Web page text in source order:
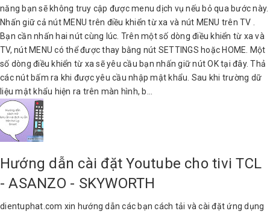
năng bạn sẽ không truy cập được menu dịch vụ nếu bỏ qua bước này.
Nhấn giữ cả nút MENU trên điều khiển từ xa và nút MENU trên TV .
Bạn cần nhấn hai nút cùng lúc. Trên một số dòng điều khiển từ xa và
TV, nút MENU có thể được thay bằng nút SETTINGS hoặc HOME. Một
số dòng điều khiển từ xa sẽ yêu cầu bạn nhấn giữ nút OK tại đây. Thả
các nút bấm ra khi được yêu cầu nhập mật khẩu. Sau khi trường dữ
liệu mật khẩu hiện ra trên màn hình, b...
Hướng dẫn cài đặt Youtube cho tivi TCL
- ASANZO - SKYWORTH
dientuphat.com xin hướng dẫn các bạn cách tải và cài đặt ứng dụng